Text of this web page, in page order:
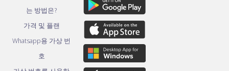
는 방법은?
가격 및 플랜
Whatsapp용 가상 번
호